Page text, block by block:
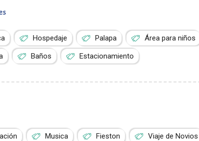
Hospedaje Palapa Área para niños
Baños Estacionamiento
Musica Fieston Viaje de Novios